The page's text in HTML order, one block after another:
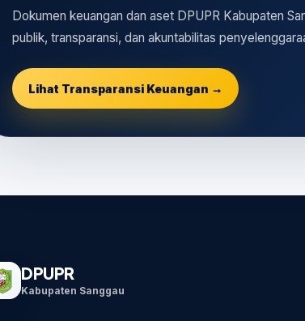
Dokumen keuangan dan aset DPUPR Kabupaten
publik, transparansi, dan akuntabilitas
Lihat Transparansi Keuangan →
DPUPR
Kabupaten Sanggau